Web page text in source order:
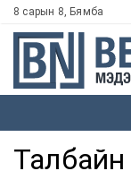
8 сарын 8, Бямба